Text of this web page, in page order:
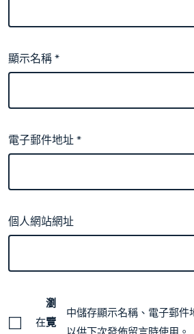
顯示名稱*
電子郵件地址*
個人網站網址
在
瀏
覽
中儲存顯示名稱、電子郵件